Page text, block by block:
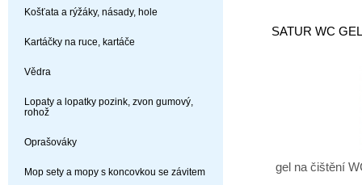
Košťata a rýžáky, násady, hole
Kartáčky na ruce, kartáče
Vědra
Lopaty a lopatky pozink, zvon gumový,
rohož
Oprašováky
Mop sety a mopy s koncovkou se závitem
SATUR WC
gel na čištění